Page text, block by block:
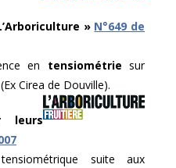
» N°649 de
en tensiométrie sur
Cirea de Douville).
leurs
suite aux